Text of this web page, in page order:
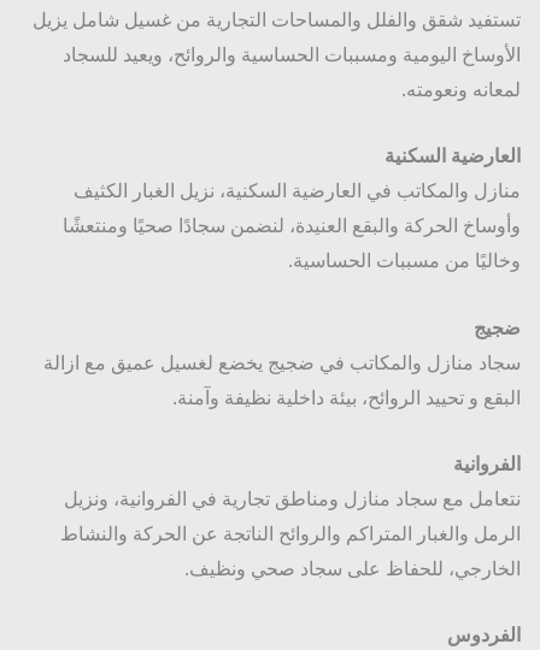
شقق والفلل والمساحات التجارية من غسيل شامل يزيل
اليومية ومسببات الحساسية والروائح، ويعيد للسجاد
ونعومته.
السكنية
والمكاتب في العارضية السكنية، نزيل الغبار الكثيف
الحركة والبقع العنيدة، لنضمن سجادًا صحيًا ومنتعشًا
من مسببات الحساسية.
منازل والمكاتب في ضجيج يخضع لغسيل عميق مع ازالة
و تحييد الروائح، بيئة داخلية نظيفة وآمنة.
مع سجاد منازل ومناطق تجارية في الفروانية، ونزيل
والغبار المتراكم والروائح الناتجة عن الحركة والنشاط
للحفاظ على سجاد صحي ونظيف.